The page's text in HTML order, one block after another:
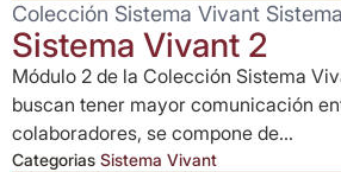
Colección Sistema Vivant
Sistema Vivant 2
Módulo 2 de la Colección Sistema
buscan tener mayor comunicación
colaboradores, se compone de...
Categorias Sistema Vivant